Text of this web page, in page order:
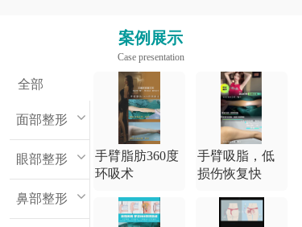
案例展示
Case presentation
全部
面部整形
眼部整形
鼻部整形
手臂脂肪360度
环吸术
手臂吸脂，低
损伤恢复快